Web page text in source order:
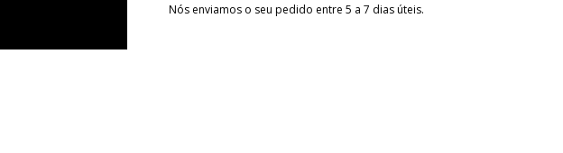
Nós enviamos o seu pedido entre 5 a 7 dias úteis.